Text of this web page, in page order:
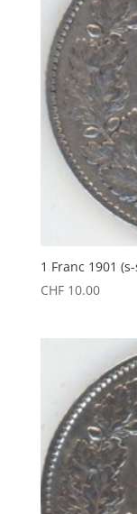
1 Franc 1901
CHF10.00